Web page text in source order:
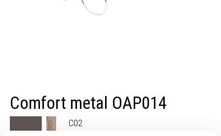
Comfort metal OAP014
C02